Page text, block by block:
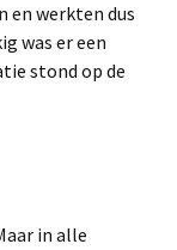
en werkten dus
was er een
stond op de
in alle